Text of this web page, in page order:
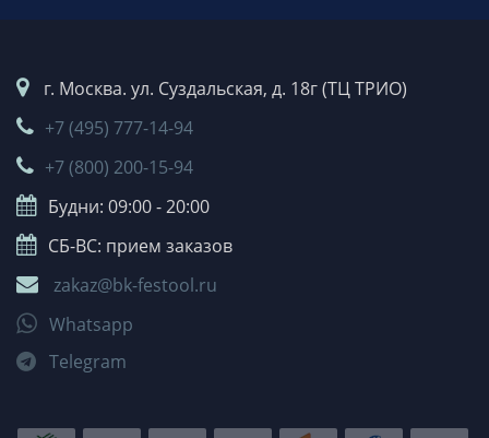
г. Москва. ул. Суздальская, д. 18г (ТЦ ТРИО)
+7 (495) 777-14-94
+7 (800) 200-15-94
Будни: 09:00 - 20:00
СБ-ВС: прием заказов
zakaz@bk-festool.ru
Whatsapp
Telegram